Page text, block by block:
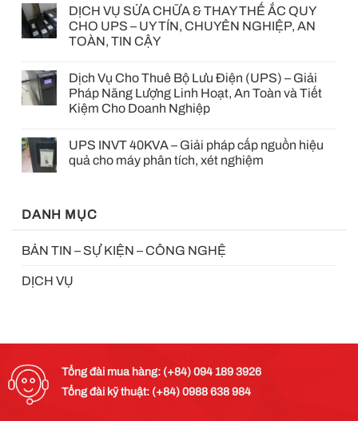
DỊCH VỤ SỬA CHỮA & THAY THẾ ẮC QUY
CHO UPS – UY TÍN, CHUYÊN NGHIỆP, AN
TOÀN, TIN CẬY
Dịch Vụ Cho Thuê Bộ Lưu Điện (UPS) – Giải
Pháp Năng Lượng Linh Hoạt, An Toàn và Tiết
Kiệm Cho Doanh Nghiệp
UPS INVT 40KVA – Giải pháp cấp nguồn hiệu
quả cho máy phân tích, xét nghiệm
DANH MỤC
BẢN TIN – SỰ KIỆN – CÔNG NGHỆ
DỊCH VỤ
Tổng đài mua hàng: (+84) 094 189 3926
Tổng đài kỹ thuật: (+84) 0988 638 984